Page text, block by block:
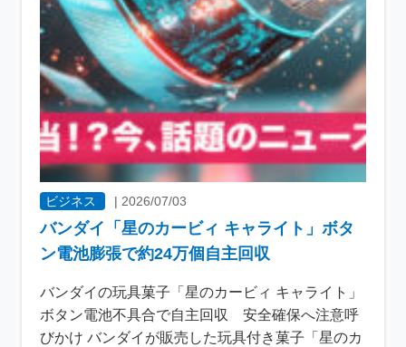
ビジネス | 2026/07/03
バンダイ「星のカービィ キャライト」ボタ
ン電池膨張で約24万個自主回収
バンダイの玩具菓子「星のカービィ キャライト」
ボタン電池不具合で自主回収 安全確保へ注意呼
びかけ バンダイが販売した玩具付き菓子「星のカ